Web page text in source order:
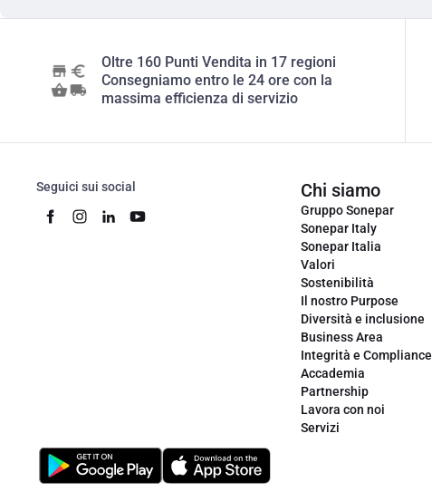
Oltre 160 Punti Vendita in 17 regioni
Consegniamo entro le 24 ore con la
massima efficienza di servizio
Seguici sui social Chi siamo
Gruppo Sonepar
Sonepar Italy
Sonepar Italia
Valori
Sostenibilità
Il nostro Purpose
Diversità e inclusione
Business Area
Integrità e Compliance
Accademia
Partnership
Lavora con noi
Servizi